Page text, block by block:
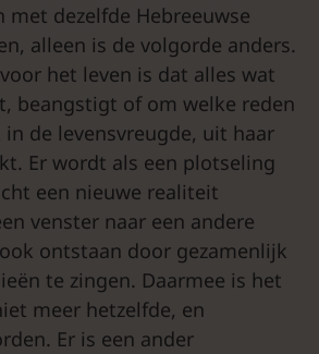
met dezelfde Hebreeuwse
alleen is de volgorde anders.
het leven is dat alles wat
beangstigt of om welke reden
de levensvreugde, uit haar
Er wordt als een plotseling
een nieuwe realiteit
venster naar een andere
ontstaan door gezamenlijk
te zingen. Daarmee is het
meer hetzelfde, en
Er is een ander